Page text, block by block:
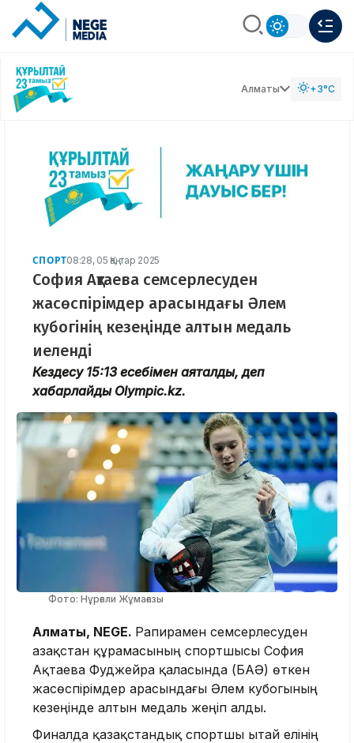
Алматы +3°C
СПОРТ08:28, 05 Қаңтар 2025
София Ақтаева семсерлесуден
жасөспірімдер арасындағы Әлем
кубогінің кезеңінде алтын медаль
иеленді
Кездесу 15:13 есебімен аяқталды, деп
хабарлайды Olympic.kz.
Фото: Нұрғали Жұмағазы
Алматы, NEGE. Рапирамен семсерлесуден
Қазақстан құрамасының спортшысы София
Ақтаева Фуджейра қаласында (БАӘ) өткен
жасөспірімдер арасындағы Әлем кубогының
кезеңінде алтын медаль жеңіп алды.
Финалда қазақстандық спортшы Қытай елінің